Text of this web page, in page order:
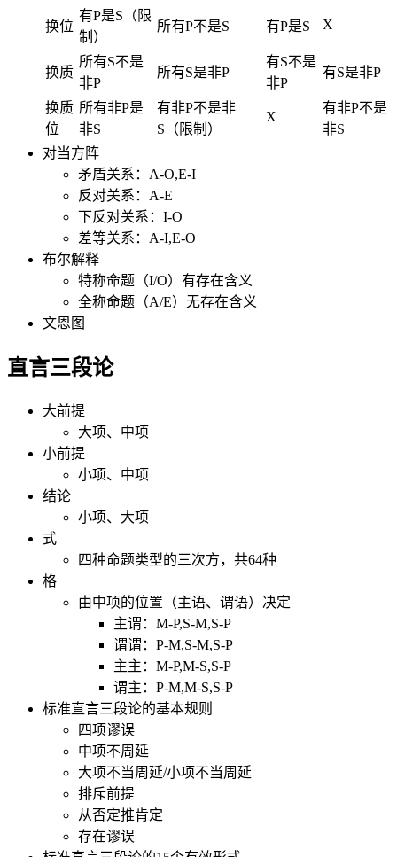
换位
有P是S（限
制）
所有P不是S 有P是S X
换质
所有S不是
非P
所有S是非P
有S不是
非P
有S是非P
换质
位
所有非P是
非S
有非P不是非
S（限制）
X
有非P不是
非S
对当方阵
矛盾关系：A-O,E-I
反对关系：A-E
下反对关系：I-O
差等关系：A-I,E-O
布尔解释
特称命题（I/O）有存在含义
全称命题（A/E）无存在含义
文恩图
直言三段论
大前提
大项、中项
小前提
小项、中项
结论
小项、大项
式
四种命题类型的三次方，共64种
格
由中项的位置（主语、谓语）决定
主谓：M-P,S-M,S-P
谓谓：P-M,S-M,S-P
主主：M-P,M-S,S-P
谓主：P-M,M-S,S-P
标准直言三段论的基本规则
四项谬误
中项不周延
大项不当周延/小项不当周延
排斥前提
从否定推肯定
存在谬误